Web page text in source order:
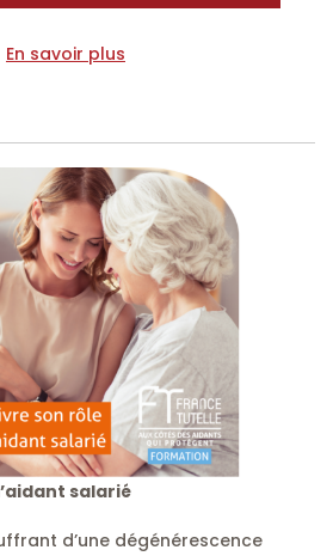
En savoir plus
salarié
d’une dégénérescence